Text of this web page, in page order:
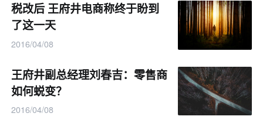
税改后 王府井电商称终于盼到
了这一天
2016/04/08
王府井副总经理刘春吉：零售商
如何蜕变？
2016/04/08